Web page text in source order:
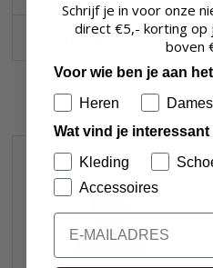
WAAROM ZO
Schrijf je in voor onze
direct €5,- korting
boven
Voor wie ben je aan
Heren
Dames
Wat vind je
Kleding
Accessoires
Email